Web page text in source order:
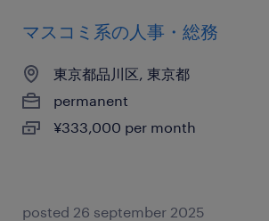
マスコミ系の人事・総務
東京都品川区, 東京都
permanent
¥333,000 per month
posted 26 september 2025